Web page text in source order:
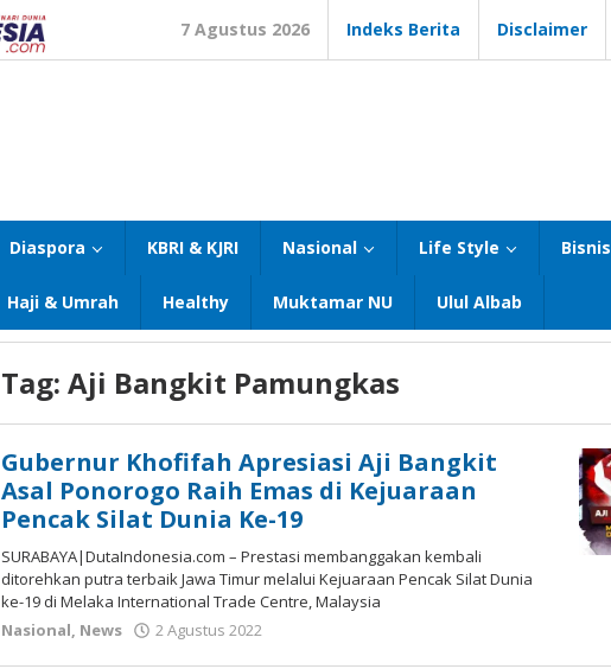
7 Agustus 2026 Indeks Berita Disclaimer
Diaspora KBRI & KJRI Nasional Life Style Bisnis
Haji & Umrah Healthy Muktamar NU Ulul Albab
Tag:Aji Bangkit Pamungkas
Gubernur Khofifah Apresiasi Aji Bangkit
Asal Ponorogo Raih Emas di Kejuaraan
Pencak Silat Dunia Ke-19
SURABAYA|DutaIndonesia.com – Prestasi membanggakan kembali
ditorehkan putra terbaik Jawa Timur melalui Kejuaraan Pencak Silat Dunia
ke-19 di Melaka International Trade Centre, Malaysia
Nasional, News 2 Agustus 2022